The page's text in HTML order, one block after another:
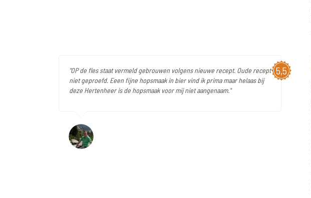
5,5
"OP de fles staat vermeld gebrouwen volgens nieuwe recept. Oude recept
niet geproefd. Eeen fijne hopsmaak in bier vind ik prima maar helaas bij
deze Hertenheer is de hopsmaak voor mij niet aangenaam."